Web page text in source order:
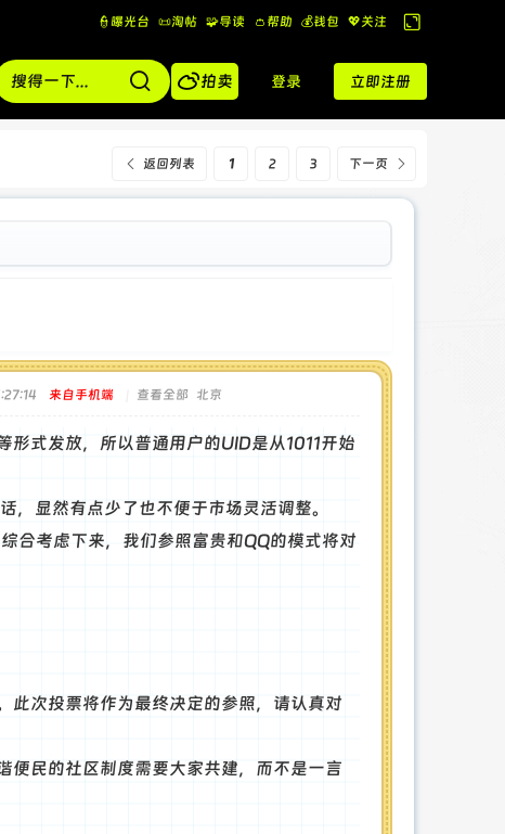
👮曝光台 📜淘帖 🧩导读 👛帮助 💰️钱包 💖关注
换
到
宽
版
拍卖 登录 立即注册
1 2 3 下一页
返回列表
来自手机端 查看全部 北京
式发放，所以普通用户的UID是从1011开始
显然有点少了也不便于市场灵活调整。
合考虑下来，我们参照富贵和QQ的模式将对
次投票将作为最终决定的参照，请认真对
便民的社区制度需要大家共建，而不是一言